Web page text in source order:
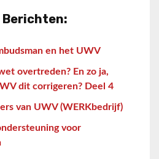
Berichten:
en het UWV
overtreden? En zo ja,
dit corrigeren? Deel 4
van UWV (WERKbedrijf)
voor